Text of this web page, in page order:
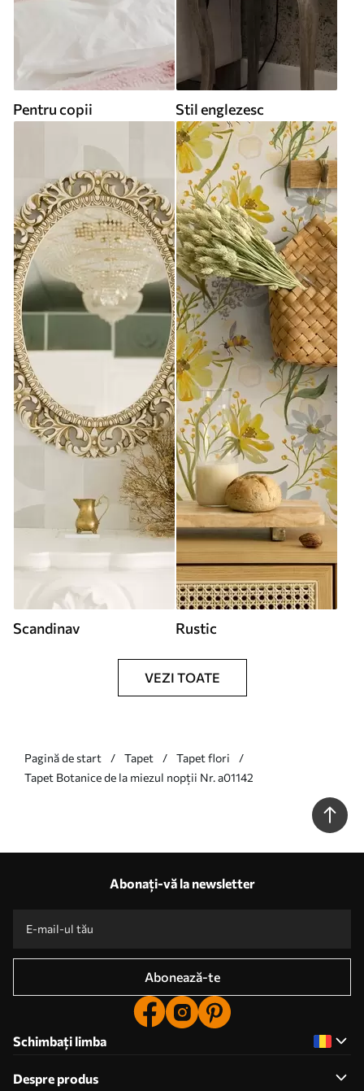
Pentru copii Stil englezesc
Scandinav Rustic
VEZI TOATE
Pagină de start Tapet
Tapet flori
Tapet Botanice de la miezul nopții Nr. a01142
Abonați-vă la newsletter
Abonează-te
Schimbați limba
Despre produs